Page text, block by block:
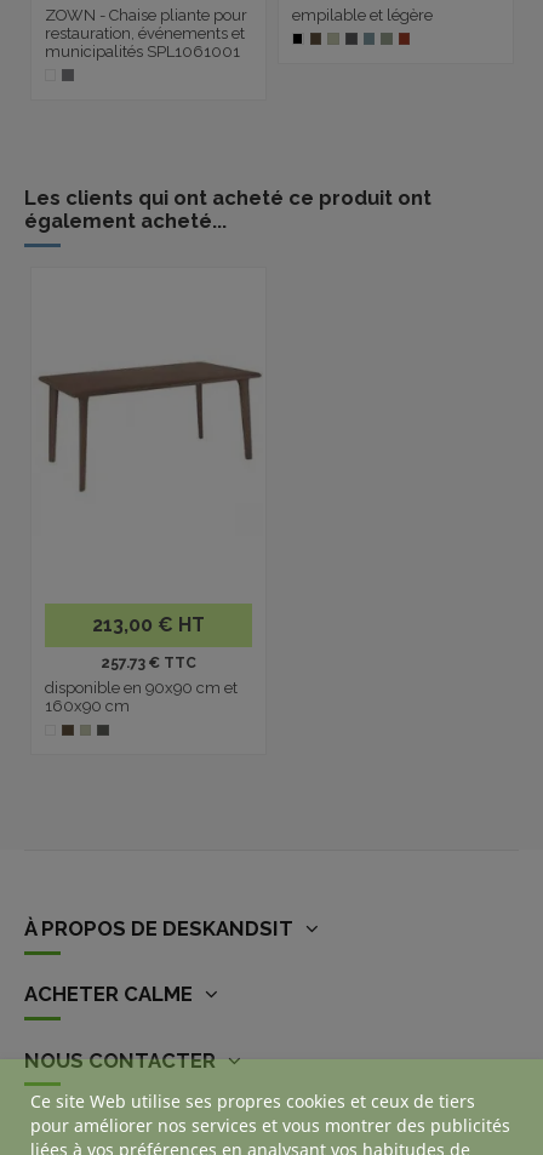
ZOWN - Chaise pliante pour
restauration, événements et
municipalités SPL1061001
empilable et légère
Les clients qui ont acheté ce produit ont
également acheté...
213,00 € HT
257.73 € TTC
disponible en 90x90 cm et
160x90 cm
À PROPOS DE DESKANDSIT
ACHETER CALME
NOUS CONTACTER
Ce site Web utilise ses propres cookies et ceux de tiers
pour améliorer nos services et vous montrer des publicités
liées à vos préférences en analysant vos habitudes de